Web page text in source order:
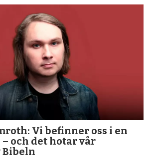
Vi befinner oss i en
och det hotar vår
Bibeln